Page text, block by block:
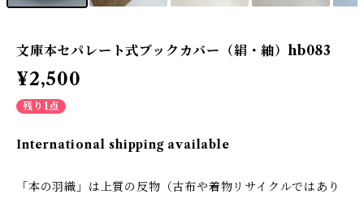
文庫本セパレート式ブックカバー（絹・紬）hb083
¥2,500
残り1点
International shipping available
「本の羽織」は上質の反物（古布や着物リサイクルではあり